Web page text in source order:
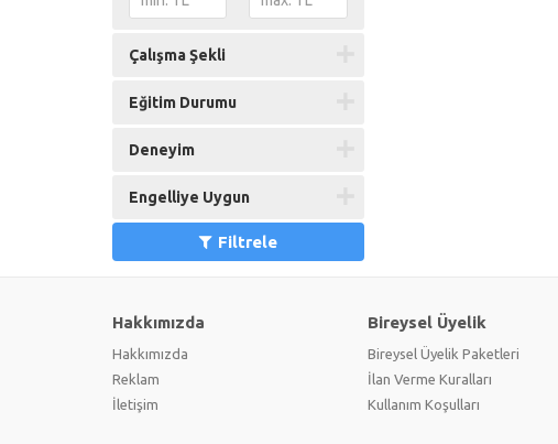
Çalışma Şekli
Eğitim Durumu
Deneyim
Engelliye Uygun
Filtrele
Hakkımızda
Hakkımızda
Reklam
İletişim
Bireysel Üyelik
Bireysel Üyelik Paketleri
İlan Verme Kuralları
Kullanım Koşulları